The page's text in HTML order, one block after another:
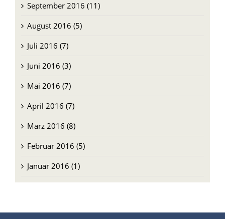
September 2016 (11)
August 2016 (5)
Juli 2016 (7)
Juni 2016 (3)
Mai 2016 (7)
April 2016 (7)
März 2016 (8)
Februar 2016 (5)
Januar 2016 (1)